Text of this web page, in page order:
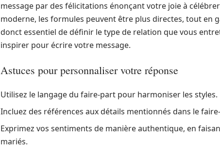
message par des félicitations énonçant votre joie à
moderne, les formules peuvent être plus directes, tout en
donct essentiel de définir le type de relation que vous
inspirer pour écrire votre message.
Astuces pour personnaliser votre réponse
Utilisez le langage du faire-part pour harmoniser les styles.
Incluez des références aux détails mentionnés dans le
Exprimez vos sentiments de manière authentique, en
mariés.